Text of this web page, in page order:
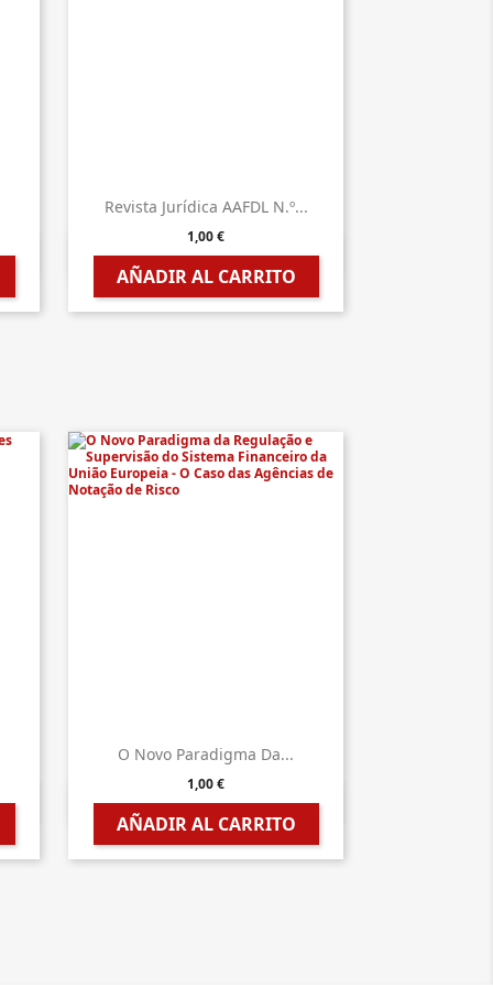
Revista Jurídica AAFDL N.º...
1,00 €
AÑADIR AL CARRITO
 Vista rápida
O Novo Paradigma Da...
1,00 €
AÑADIR AL CARRITO
 Vista rápida